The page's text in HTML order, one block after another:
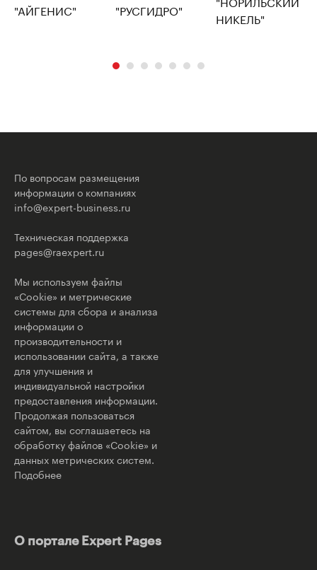
По вопросам размещения
информации о компаниях
info@expert-business.ru
Техническая поддержка
pages@raexpert.ru
Мы используем файлы
«Cookie» и метрические
системы для сбора и анализа
информации о
производительности и
использовании сайта, а также
для улучшения и
индивидуальной настройки
предоставления информации.
Продолжая пользоваться
сайтом, вы соглашаетесь на
обработку файлов «Cookie» и
данных метрических систем.
Подобнее
О портале Expert Pages